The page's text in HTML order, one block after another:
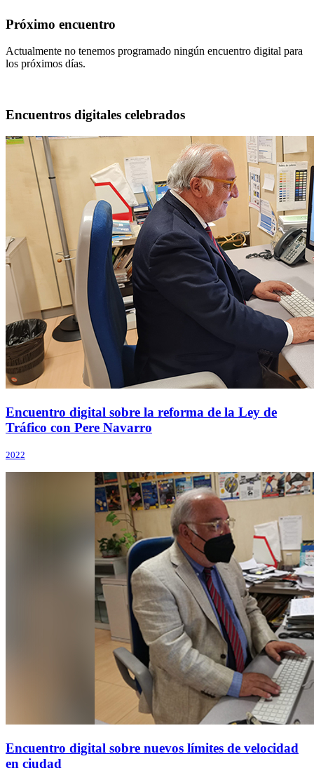
Próximo encuentro
Actualmente no tenemos programado ningún encuentro digital para
los próximos días.
Encuentros digitales celebrados
Encuentro digital sobre la reforma de la Ley de
Tráfico con Pere Navarro
2022
Encuentro digital sobre nuevos límites de velocidad
en ciudad